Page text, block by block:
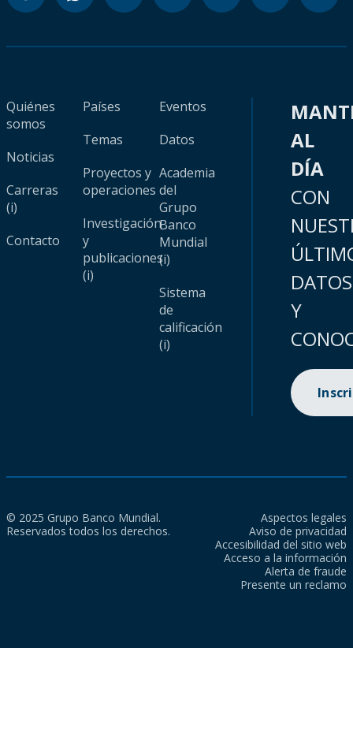
Quiénes
somos
Noticias
Carreras
(i)
Contacto
Países
Temas
Proyectos y
operaciones
Investigación
y
publicaciones
(i)
Eventos
Datos
Academia
del
Grupo
Banco
Mundial
(i)
Sistema
de
calificación
(i)
AL
DÍA
CON
DATOS
Y
© 2025 Grupo Banco Mundial.
Reservados todos los derechos.
Aspectos legales
Aviso de privacidad
Accesibilidad del sitio web
Acceso a la información
Alerta de fraude
Presente un reclamo